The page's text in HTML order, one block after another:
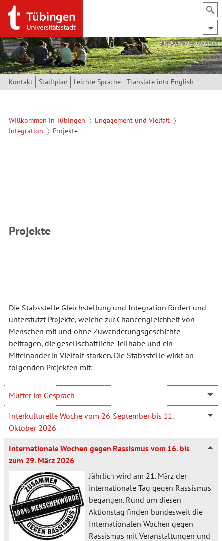
Direkt zum Inhalt
Bild: Alexander Gonschior
Kontakt Stadtplan Leichte Sprache Translate into English
Willkommen in Tübingen
Engagement und Vielfalt
Integration
Projekte
Projekte
Die Stabsstelle Gleichstellung und Integration fördert und
unterstützt Projekte, welche zur Chancengleichheit von
Menschen mit und ohne Zuwanderungsgeschichte
beitragen, die gesellschaftliche Teilhabe und ein
Miteinander in Vielfalt stärken. Die Stabsstelle wirkt an
folgenden Projekten mit:
Mütter im Gespräch
Interkulturelle Woche vom 26. September bis 11.
Oktober 2026
Internationale Wochen gegen Rassismus vom 16. bis
zum 29. März 2026
Jährlich wird am 21. März der
internationale Tag gegen Rassismus
begangen. Rund um diesen
Aktionstag finden bundesweit die
Internationalen Wochen gegen
Rassismus mit Veranstaltungen und